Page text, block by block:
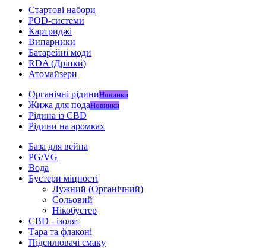
Стартові набори
POD-системи
Картриджі
Випарники
Батарейні моди
RDA (Дріпки)
Атомайзери
Органічні рідиниНовинки
Жижа для подаНовинки
Рідина із CBD
Рідини на аромках
База для вейпа
PG/VG
Вода
Бустери міцності
Лужний (Органічний)
Сольовий
Нікобустер
CBD - ізолят
Тара та флаконі
Підсилювачі смаку